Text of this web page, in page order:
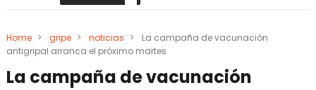
Home > gripe > noticias >
La campaña de vacunación
antigripal arranca el próximo martes
La campaña de vacunación